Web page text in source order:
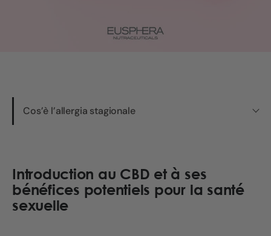
Cos’è l’allergia stagionale
Introduction au CBD et à ses
bénéfices potentiels pour la santé
sexuelle